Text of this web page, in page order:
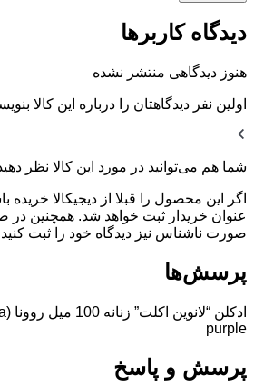
دیدگاه کاربرها
هنوز دیدگاهی منتشر نشده
اولین نفر دیدگاهتان را درباره این کالا
شما هم می‌توانید در مورد این کالا نظر
اگر این محصول را قبلا از دیجیکالا خریده
عنوان خریدار ثبت خواهد شد. همچنین در
صورت ناشناس نیز دیدگاه خود را ثبت کنید
پرسش‌ها
purple
پرسش و پاسخ